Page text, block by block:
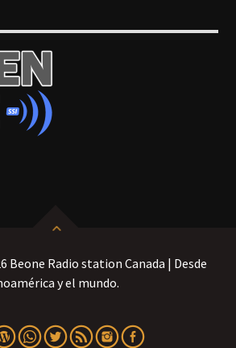
Beone Radio station Canada | Desde
y el mundo.